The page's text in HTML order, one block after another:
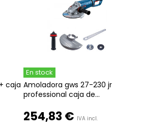
caja
En stock
Amoladora gws 27-230 jr
professional caja de...
254,83 € IVA incl.